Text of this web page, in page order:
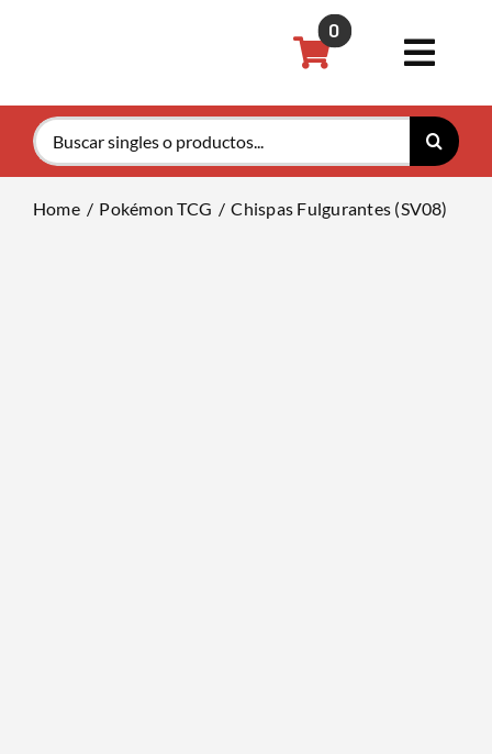
0
Buscar:
Home Pokémon TCG Chispas Fulgurantes (SV08)